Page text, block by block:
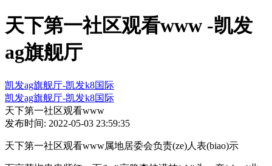
天下第一社区观看www -凯发
ag旗舰厅
凯发ag旗舰厅-凯发k8国际
凯发ag旗舰厅-凯发k8国际
天下第一社区观看www
发布时间: 2022-05-03 23:59:35
天下第一社区观看www属地居委会负责(ze)人表(biao)示